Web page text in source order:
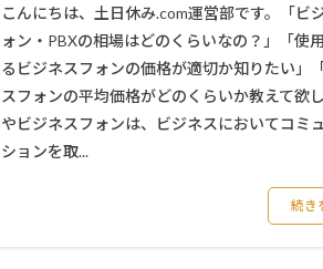
こんにちは、土日休み.com運営部です。「ビ
ォン・PBXの相場はどのくらいなの？」「使
るビジネスフォンの価格が適切か知りたい」
スフォンの平均価格がどのくらいか教えて欲
やビジネスフォンは、ビジネスにおいてコミ
ションを取...
続き